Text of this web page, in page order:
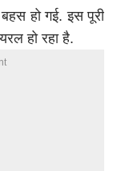
हो गई. इस पूरी
हो रहा है.